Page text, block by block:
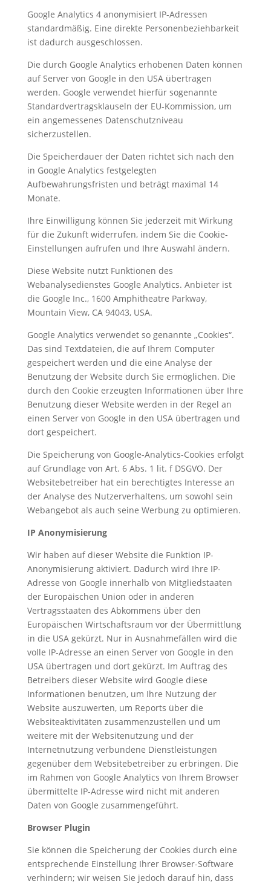
Google Analytics 4 anonymisiert IP-Adressen
standardmäßig. Eine direkte Personenbeziehbarkeit
ist dadurch ausgeschlossen.
Die durch Google Analytics erhobenen Daten können
auf Server von Google in den USA übertragen
werden. Google verwendet hierfür sogenannte
Standardvertragsklauseln der EU-Kommission, um
ein angemessenes Datenschutzniveau
sicherzustellen.
Die Speicherdauer der Daten richtet sich nach den
in Google Analytics festgelegten
Aufbewahrungsfristen und beträgt maximal 14
Monate.
Ihre Einwilligung können Sie jederzeit mit Wirkung
für die Zukunft widerrufen, indem Sie die Cookie-
Einstellungen aufrufen und Ihre Auswahl ändern.
Diese Website nutzt Funktionen des
Webanalysedienstes Google Analytics. Anbieter ist
die Google Inc., 1600 Amphitheatre Parkway,
Mountain View, CA 94043, USA.
Google Analytics verwendet so genannte „Cookies“.
Das sind Textdateien, die auf Ihrem Computer
gespeichert werden und die eine Analyse der
Benutzung der Website durch Sie ermöglichen. Die
durch den Cookie erzeugten Informationen über Ihre
Benutzung dieser Website werden in der Regel an
einen Server von Google in den USA übertragen und
dort gespeichert.
Die Speicherung von Google-Analytics-Cookies erfolgt
auf Grundlage von Art. 6 Abs. 1 lit. f DSGVO. Der
Websitebetreiber hat ein berechtigtes Interesse an
der Analyse des Nutzerverhaltens, um sowohl sein
Webangebot als auch seine Werbung zu optimieren.
IP Anonymisierung
Wir haben auf dieser Website die Funktion IP-
Anonymisierung aktiviert. Dadurch wird Ihre IP-
Adresse von Google innerhalb von Mitgliedstaaten
der Europäischen Union oder in anderen
Vertragsstaaten des Abkommens über den
Europäischen Wirtschaftsraum vor der Übermittlung
in die USA gekürzt. Nur in Ausnahmefällen wird die
volle IP-Adresse an einen Server von Google in den
USA übertragen und dort gekürzt. Im Auftrag des
Betreibers dieser Website wird Google diese
Informationen benutzen, um Ihre Nutzung der
Website auszuwerten, um Reports über die
Websiteaktivitäten zusammenzustellen und um
weitere mit der Websitenutzung und der
Internetnutzung verbundene Dienstleistungen
gegenüber dem Websitebetreiber zu erbringen. Die
im Rahmen von Google Analytics von Ihrem Browser
übermittelte IP-Adresse wird nicht mit anderen
Daten von Google zusammengeführt.
Browser Plugin
Sie können die Speicherung der Cookies durch eine
entsprechende Einstellung Ihrer Browser-Software
verhindern; wir weisen Sie jedoch darauf hin, dass